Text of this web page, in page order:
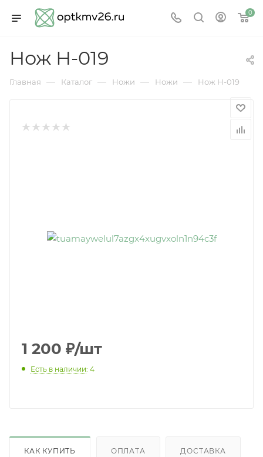
0
Нож Н-019
Главная — Каталог — Ножи — Ножи — Нож Н-019
1 200 ₽/шт
Есть в наличии: 4
КАК КУПИТЬ ОПЛАТА ДОСТАВКА